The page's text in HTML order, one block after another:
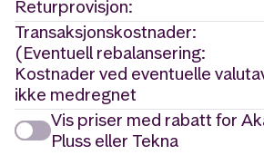
Returprovisjon:
Transaksjonskostnader:
(Eventuell rebalansering:
Kostnader ved eventuelle
ikke medregnet
Vis priser med rabatt for
Pluss eller Tekna